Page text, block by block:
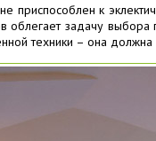
приспособлен к
облегает задачу
техники – она должна